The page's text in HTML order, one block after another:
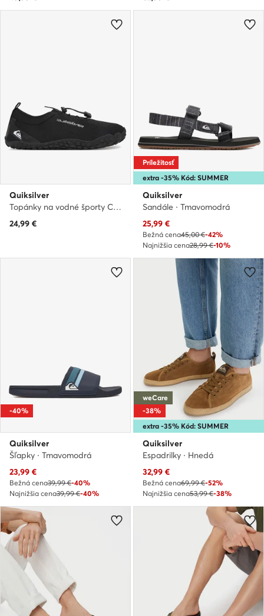
Quiksilver
Topánky na vodné športy CEO-MP80-26009 Čierna
24,99 €
extra -35% Kód: SUMMER
Príležitosť
Quiksilver
Sandále · Tmavomodrá
Aktuálna cena
25,99 €
Bežná cena45,00 €-42%
Najnižšia cena28,99 €-10%
-40%
Quiksilver
Šľapky · Tmavomodrá
Aktuálna cena
23,99 €
Bežná cena39,99 €-40%
Najnižšia cena39,99 €-40%
extra -35% Kód: SUMMER
weCare
-38%
Quiksilver
Espadrilky · Hnedá
Aktuálna cena
32,99 €
Bežná cena69,99 €-52%
Najnižšia cena53,99 €-38%